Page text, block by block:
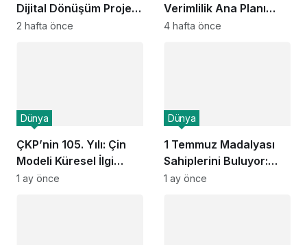
Dijital Dönüşüm Projesi
Başlatıldı
2 hafta önce
Verimlilik Ana Planı
2026–2036” ile
4 hafta önce
ÇKP’nin 105. Yılı: Çin
Modeli Küresel İlgi
Odağı Oldu
Dünya
1 ay önce
1 Temmuz Madalyası
Sahiplerini Buluyor:
Halkın İçinden Gelen
Dünya
1 ay önce